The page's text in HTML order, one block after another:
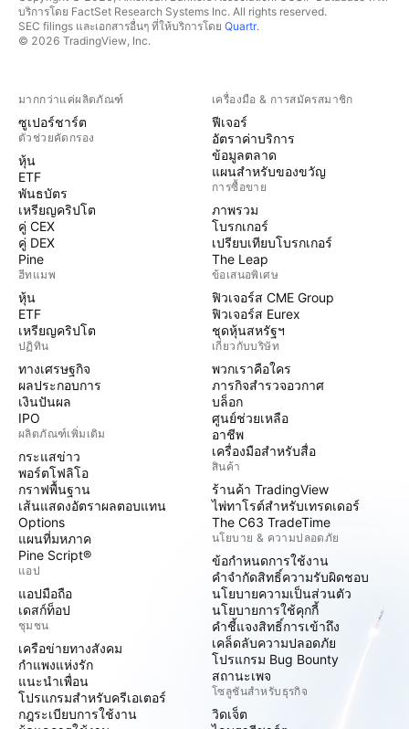
บริการโดย FactSet Research Systems Inc. All rights reserved.
SEC filings และเอกสารอื่นๆ ที่ให้บริการโดย Quartr.
© 2026 TradingView, Inc.
มากกว่าแค่ผลิตภัณฑ์
ซูเปอร์ชาร์ต
ตัวช่วยคัดกรอง
หุ้น
ETF
พันธบัตร
เหรียญคริปโต
คู่ CEX
คู่ DEX
Pine
ฮีทแมพ
หุ้น
ETF
เหรียญคริปโต
ปฏิทิน
ทางเศรษฐกิจ
ผลประกอบการ
เงินปันผล
IPO
ผลิตภัณฑ์เพิ่มเติม
กระแสข่าว
พอร์ตโฟลิโอ
กราฟพื้นฐาน
เส้นแสดงอัตราผลตอบแทน
Options
แผนที่มหภาค
Pine Script®
แอป
แอปมือถือ
เดสก์ท็อป
ชุมชน
เครือข่ายทางสังคม
กำแพงแห่งรัก
แนะนำเพื่อน
โปรแกรมสำหรับครีเอเตอร์
กฎระเบียบการใช้งาน
เครื่องมือ & การสมัครสมาชิก
ฟีเจอร์
อัตราค่าบริการ
ข้อมูลตลาด
แผนสำหรับของขวัญ
การซื้อขาย
ภาพรวม
โบรกเกอร์
เปรียบเทียบโบรกเกอร์
The Leap
ข้อเสนอพิเศษ
ฟิวเจอร์ส CME Group
ฟิวเจอร์ส Eurex
ชุดหุ้นสหรัฐฯ
เกี่ยวกับบริษัท
พวกเราคือใคร
ภารกิจสำรวจอวกาศ
บล็อก
ศูนย์ช่วยเหลือ
อาชีพ
เครื่องมือสำหรับสื่อ
สินค้า
ร้านค้า TradingView
ไพ่ทาโรต์สำหรับเทรดเดอร์
The C63 TradeTime
นโยบาย & ความปลอดภัย
ข้อกำหนดการใช้งาน
คำจำกัดสิทธิ์ความรับผิดชอบ
นโยบายความเป็นส่วนตัว
นโยบายการใช้คุกกี้
คำชี้แจงสิทธิ์การเข้าถึง
เคล็ดลับความปลอดภัย
โปรแกรม Bug Bounty
สถานะเพจ
โซลูชันสำหรับธุรกิจ
วิดเจ็ต